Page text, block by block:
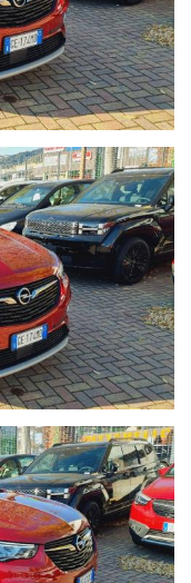
vostra auto da guasti
un servizio di
stradale in caso di
rimane ferma più
ulteriori 12 mesi.
assicurazioni furto &
più di 50 controlli
di inviare un
specificando
km percorsi, eventuali
della vettura
indicando una
persona.
ufficiale Opel per